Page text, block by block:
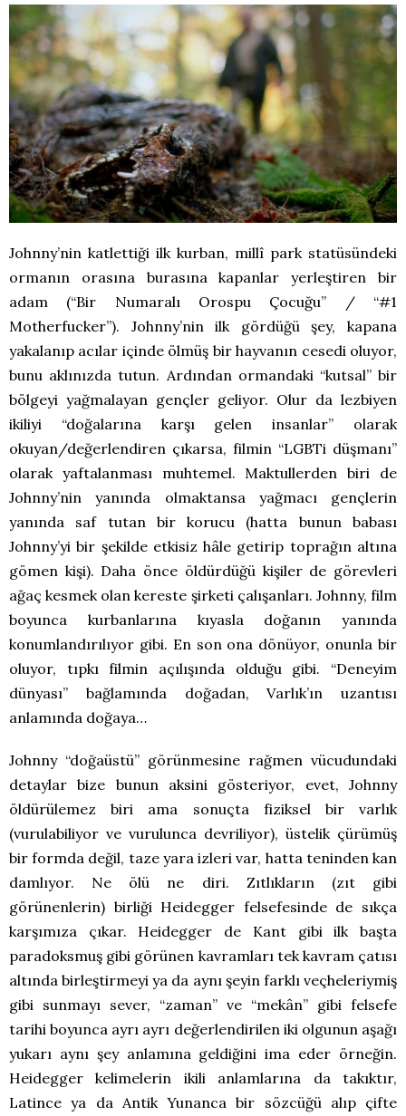
Johnny’nin katlettiği ilk kurban, millî park statüsündeki
ormanın orasına burasına kapanlar yerleştiren bir
adam (“Bir Numaralı Orospu Çocuğu” / “#1
Motherfucker”). Johnny’nin ilk gördüğü şey, kapana
yakalanıp acılar içinde ölmüş bir hayvanın cesedi oluyor,
bunu aklınızda tutun. Ardından ormandaki “kutsal” bir
bölgeyi yağmalayan gençler geliyor. Olur da lezbiyen
ikiliyi “doğalarına karşı gelen insanlar” olarak
okuyan/değerlendiren çıkarsa, filmin “LGBTi düşmanı”
olarak yaftalanması muhtemel. Maktullerden biri de
Johnny’nin yanında olmaktansa yağmacı gençlerin
yanında saf tutan bir korucu (hatta bunun babası
Johnny’yi bir şekilde etkisiz hâle getirip toprağın altına
gömen kişi). Daha önce öldürdüğü kişiler de görevleri
ağaç kesmek olan kereste şirketi çalışanları. Johnny, film
boyunca kurbanlarına kıyasla doğanın yanında
konumlandırılıyor gibi. En son ona dönüyor, onunla bir
oluyor, tıpkı filmin açılışında olduğu gibi. “Deneyim
dünyası” bağlamında doğadan, Varlık’ın uzantısı
anlamında doğaya…
Johnny “doğaüstü” görünmesine rağmen vücudundaki
detaylar bize bunun aksini gösteriyor, evet, Johnny
öldürülemez biri ama sonuçta fiziksel bir varlık
(vurulabiliyor ve vurulunca devriliyor), üstelik çürümüş
bir formda değil, taze yara izleri var, hatta teninden kan
damlıyor. Ne ölü ne diri. Zıtlıkların (zıt gibi
görünenlerin) birliği Heidegger felsefesinde de sıkça
karşımıza çıkar. Heidegger de Kant gibi ilk başta
paradoksmuş gibi görünen kavramları tek kavram çatısı
altında birleştirmeyi ya da aynı şeyin farklı veçheleriymiş
gibi sunmayı sever, “zaman” ve “mekân” gibi felsefe
tarihi boyunca ayrı ayrı değerlendirilen iki olgunun aşağı
yukarı aynı şey anlamına geldiğini ima eder örneğin.
Heidegger kelimelerin ikili anlamlarına da takıktır,
Latince ya da Antik Yunanca bir sözcüğü alıp çifte